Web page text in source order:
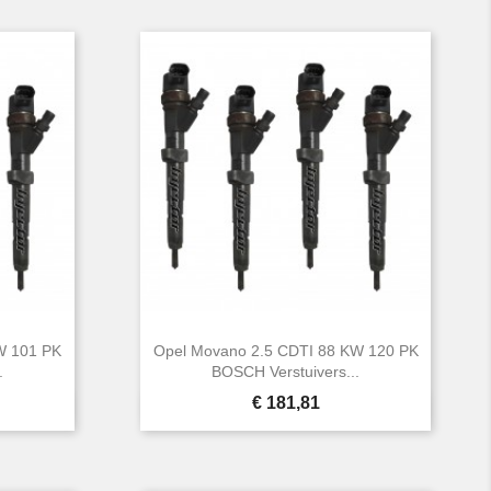
101 PK
Opel Movano 2.5 CDTI 88 KW 120 PK
BOSCH Verstuivers...
Prijs
€ 181,81
Snel bekijken